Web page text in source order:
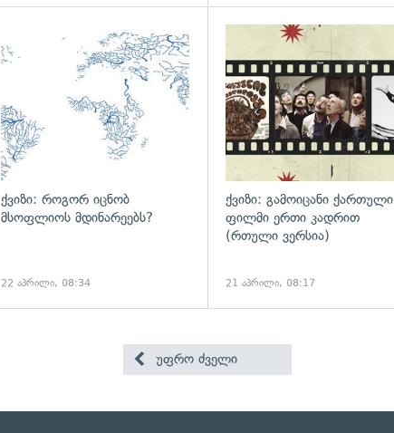
ქვიზი: როგორ იცნობ
მსოფლიოს მდინარეებს?
22 აპრილი, 08:34
ქვიზი: გამოიცანი ქართული
ფილმი ერთი კადრით
(რთული ვერსია)
21 აპრილი, 08:17
უფრო ძველი